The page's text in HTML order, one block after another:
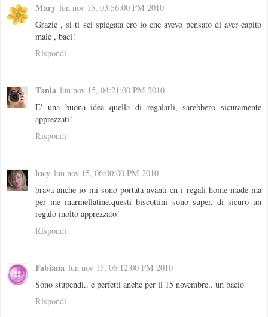
Mary lun nov 15, 03:56:00 PM 2010
Grazie , si ti sei spiegata ero io che avevo pensato di aver capito
male , baci!
Rispondi
Tania lun nov 15, 04:21:00 PM 2010
E' una buona idea quella di regalarli, sarebbero sicuramente
apprezzati!
Rispondi
lucy lun nov 15, 06:00:00 PM 2010
brava anche io mi sono portata avanti cn i regali home made ma
per me marmellatine.questi biscottini sono super, di sicuro un
regalo molto apprezzato!
Rispondi
Fabiana lun nov 15, 06:12:00 PM 2010
Sono stupendi.. e perfetti anche per il 15 novembre.. un bacio
Rispondi